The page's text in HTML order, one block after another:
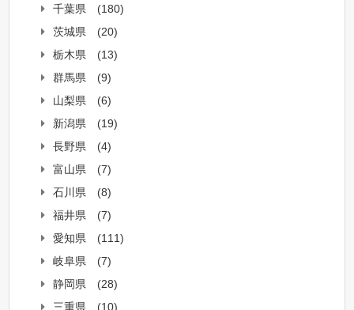
千葉県
(180)
茨城県
(20)
栃木県
(13)
群馬県
(9)
山梨県
(6)
新潟県
(19)
長野県
(4)
富山県
(7)
石川県
(8)
福井県
(7)
愛知県
(111)
岐阜県
(7)
静岡県
(28)
三重県
(10)